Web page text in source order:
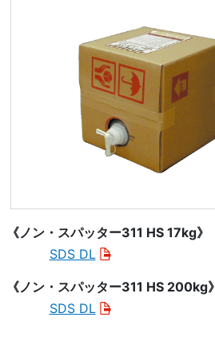
《ノン・スパッター311 HS 17kg》
SDS DL
《ノン・スパッター311 HS 200kg》
SDS DL